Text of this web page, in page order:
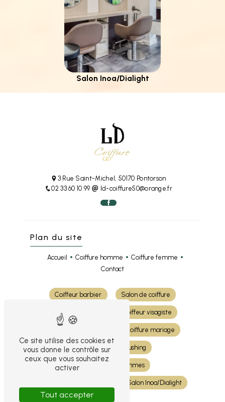
Salon Inoa/Dialight
3 Rue Saint-Michel, 50170 Pontorson
02 33 60 10 99
ld-coiffure50@orange.fr
Plan du site
Accueil Coiffure homme
Coiffure femme
Contact
Coiffeur barbier Salon de coiffure
Coiffure cheveux Coiffeur visagiste
Coiffure mariage
Shampoing et brushing
Coiffeur pour femmes
Salon Inoa/Dialight
Ce site utilise des cookies et
vous donne le contrôle sur
ceux que vous souhaitez
activer
Tout accepter